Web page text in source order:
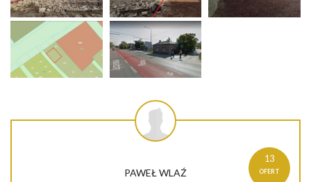
13
OFERT
PAWEŁ WLAŹ